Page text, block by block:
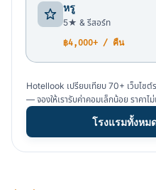
หรู
5★ & รีสอร์ท
฿4,000+ / คืน
Hotellook เปรียบเทียบ 70+ เว็บไซ
— จองให้เรารับค่าคอมเล็กน้อย ราคาไ
โรงแรมทั้งหม